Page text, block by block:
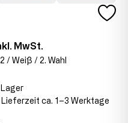
MwSt.
/ Weiß / 2. Wahl
ca. 1–3 Werktage